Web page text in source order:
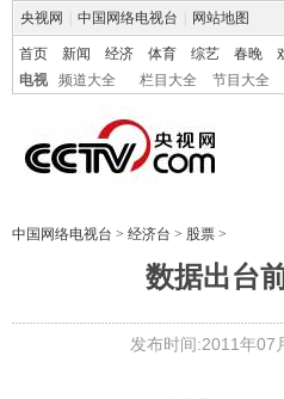
央视网 中国网络电视台 网站地图
首页 新闻 经济 体育 综艺 春晚
电视
频道大全 栏目大全 节目大全
中国网络电视台 > 经济台 > 股票 >
数据出台
发布时间:2011年07